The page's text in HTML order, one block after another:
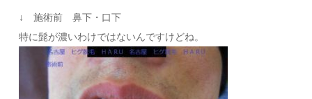
↓ 施術前 鼻下・口下
特に髭が濃いわけではないんですけどね。